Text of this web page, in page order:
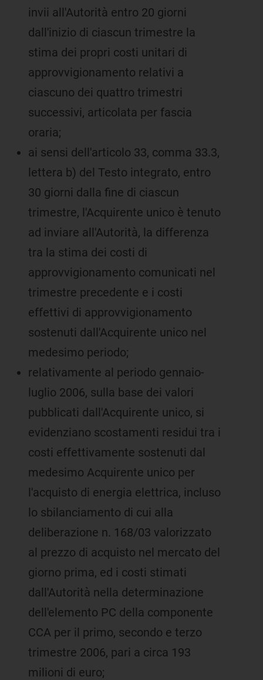
invii all'Autorità entro 20 giorni
dall'inizio di ciascun trimestre la
stima dei propri costi unitari di
approvvigionamento relativi a
ciascuno dei quattro trimestri
successivi, articolata per fascia
oraria;
ai sensi dell'articolo 33, comma 33.3,
lettera b) del Testo integrato, entro
30 giorni dalla fine di ciascun
trimestre, l'Acquirente unico è tenuto
ad inviare all'Autorità, la differenza
tra la stima dei costi di
approvvigionamento comunicati nel
trimestre precedente e i costi
effettivi di approvvigionamento
sostenuti dall'Acquirente unico nel
medesimo periodo;
relativamente al periodo gennaio-
luglio 2006, sulla base dei valori
pubblicati dall'Acquirente unico, si
evidenziano scostamenti residui tra i
costi effettivamente sostenuti dal
medesimo Acquirente unico per
l'acquisto di energia elettrica, incluso
lo sbilanciamento di cui alla
deliberazione n. 168/03 valorizzato
al prezzo di acquisto nel mercato del
giorno prima, ed i costi stimati
dall'Autorità nella determinazione
dell'elemento PC della componente
CCA per il primo, secondo e terzo
trimestre 2006, pari a circa 193
milioni di euro;